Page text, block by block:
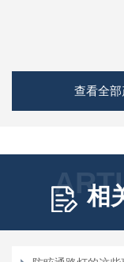
查看全
相